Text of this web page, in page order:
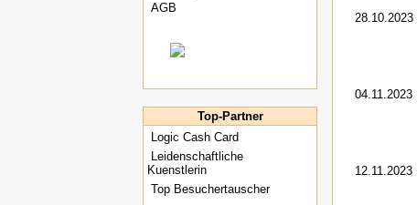
AGB
Top-Partner
Logic Cash Card
Leidenschaftliche
Kuenstlerin
Top Besuchertauscher
28.10.2023
04.11.2023
12.11.2023